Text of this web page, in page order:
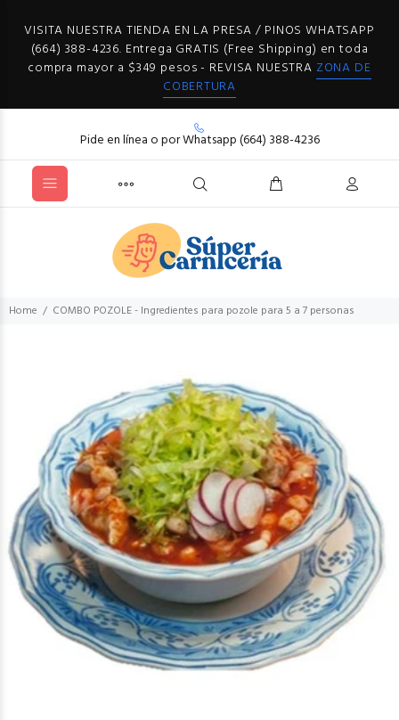
VISITA NUESTRA TIENDA EN LA PRESA / PINOS WHATSAPP
(664) 388-4236. Entrega GRATIS (Free Shipping) en toda
compra mayor a $349 pesos - REVISA NUESTRA ZONA DE
COBERTURA
Pide en línea o por Whatsapp (664) 388-4236
Home COMBO POZOLE - Ingredientes para pozole para 5 a 7 personas